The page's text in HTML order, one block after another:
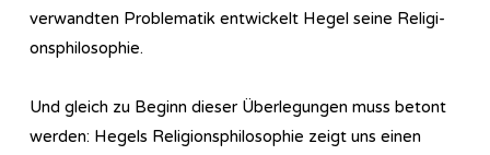
verwandten Problematik entwickelt Hegel seine Re­li­gi­
ons­phi­lo­so­phie.
Und gleich zu Beginn dieser Überlegungen muss betont
werden: Hegels Re­li­gi­ons­phi­lo­so­phie zeigt uns einen